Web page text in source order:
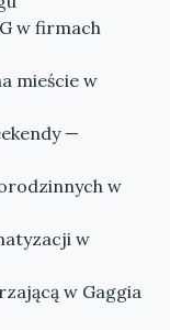
w firmach
mieście w
—
w
w
w Gaggia